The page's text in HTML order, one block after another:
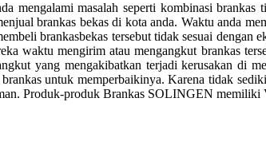
mengalami masalah seperti kombinasi
brankas bekas di kota anda. Waktu anda
brankasbekas tersebut tidak sesuai dengan
waktu mengirim atau mengangkut brankas
yang mengakibatkan terjadi kerusakan di
untuk memperbaikinya. Karena tidak
Produk-produk Brankas SOLINGEN memiliki